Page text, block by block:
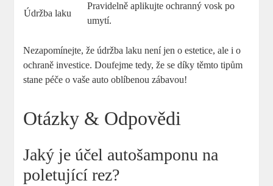
Údržba laku
Pravidelně aplikujte ochranný vosk po
umytí.
Nezapomínejte, že údržba laku není jen o estetice, ale i o
ochraně investice. Doufejme tedy, že se díky těmto tipům
stane péče o vaše auto oblíbenou zábavou!
Otázky & Odpovědi
Jaký je účel autošamponu na
poletující rez?